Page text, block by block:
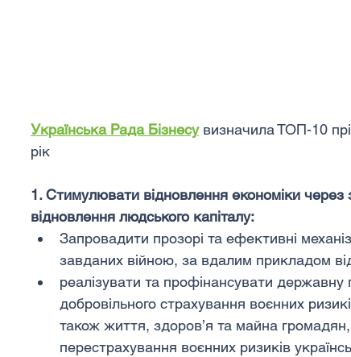
Українська Рада Бізнесу визначила ТОП-10
рік
1. Стимулювати відновлення економіки
відновлення людського капіталу:
Запровадити прозорі та ефективні
завданих війною, за вдалим прикладом
реалізувати та профінансувати
добровільного страхування воєнних
також життя, здоров’я та майна
перестрахування воєнних ризиків